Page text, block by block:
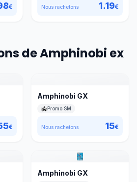
€ Nous rachetons 1.19€
de Amphinobi ex
€
Amphinobi GX
Promo SM
Nous rachetons 15€
Amphinobi GX